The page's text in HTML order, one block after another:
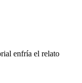
enfría el relato